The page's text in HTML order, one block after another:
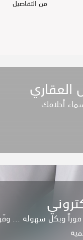
من التفاصيل
العقاري
أحلامك
فوراً وبكل سهولة ...